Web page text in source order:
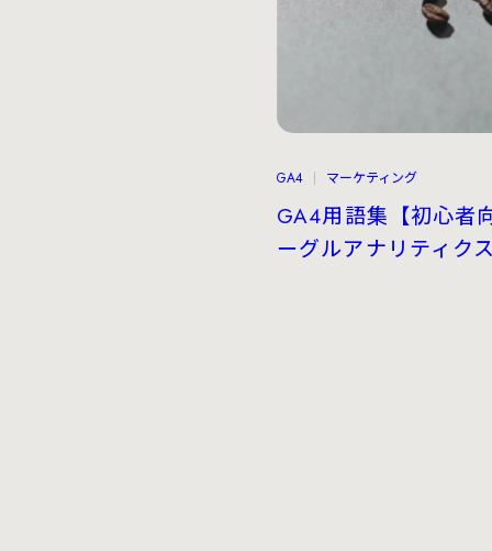
GA4 マーケティング
GA4用語集【初心者
ーグルアナリティク